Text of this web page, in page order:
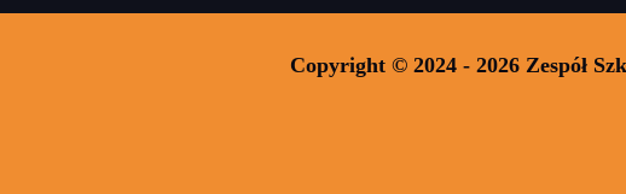
Copyright © 2024 - 2026 Zespół